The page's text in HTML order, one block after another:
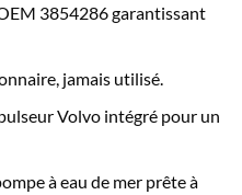
3854286 garantissant
jamais utilisé.
Volvo intégré pour un
à eau de mer prête à